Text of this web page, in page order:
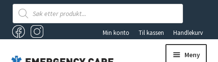
Products
search
Min konto Til kassen Handlekurv
Meny